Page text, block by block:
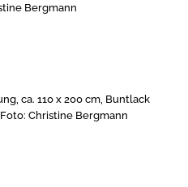
Bergmann
ca. 110 x 200 cm, Buntlack
Christine Bergmann